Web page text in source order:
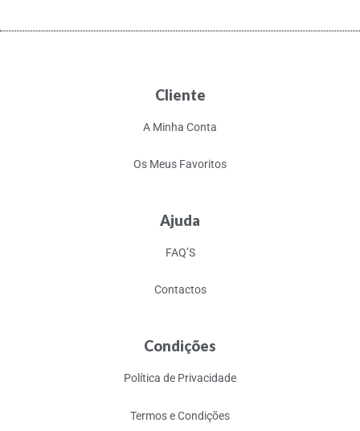
Cliente
A Minha Conta
Os Meus Favoritos
Ajuda
FAQ’S
Contactos
Condições
Política de Privacidade
Termos e Condições